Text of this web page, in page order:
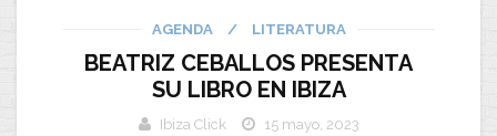
AGENDA / LITERATURA
BEATRIZ CEBALLOS PRESENTA
SU LIBRO EN IBIZA
Ibiza Click 15 mayo, 2023